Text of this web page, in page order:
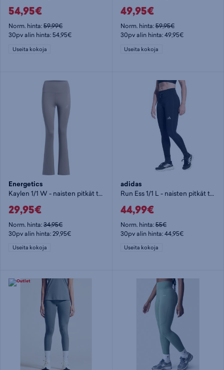
54,95€
Norm. hinta:59,99€
30pv alin hinta: 54,95€
Useita kokoja
49,95€
Norm. hinta:59,95€
30pv alin hinta: 49,95€
Useita kokoja
Energetics
Kaylen 1/1 W - naisten pitkät trikoot
29,95€
Norm. hinta:34,95€
30pv alin hinta: 29,95€
Useita kokoja
adidas
Run Ess 1/1 L - naisten pitkät trikoot
44,99€
Norm. hinta:55€
30pv alin hinta: 44,95€
Useita kokoja